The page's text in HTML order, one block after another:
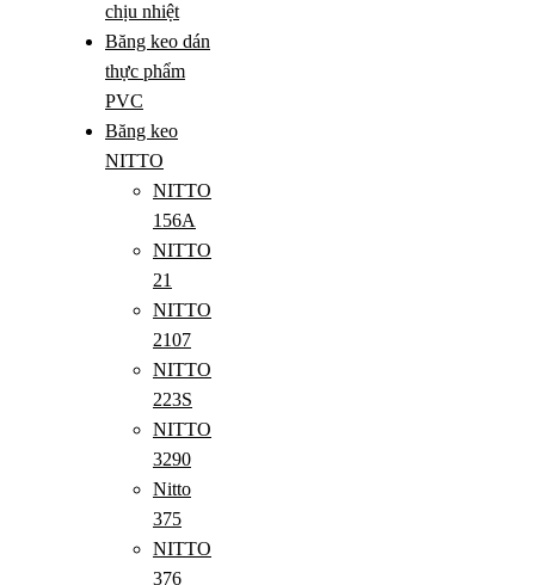
chịu nhiệt
Băng keo dán
thực phẩm
PVC
Băng keo
NITTO
NITTO
156A
NITTO
21
NITTO
2107
NITTO
223S
NITTO
3290
Nitto
375
NITTO
376